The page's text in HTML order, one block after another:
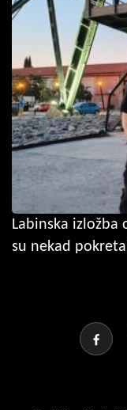
Labinska
su nekad